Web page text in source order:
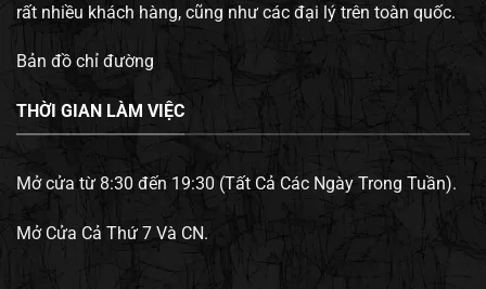
rất nhiều khách hàng, cũng như các đại lý trên toàn quốc.
Bản đồ chỉ đường
THỜI GIAN LÀM VIỆC
Mở cửa từ 8:30 đến 19:30 (Tất Cả Các Ngày Trong Tuần).
Mở Cửa Cả Thứ 7 Và CN.